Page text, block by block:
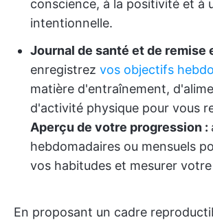
conscience, à la positivité et à
intentionnelle.
Journal de santé et de remise
enregistrez vos objectifs
matière d'entraînement,
d'activité physique pour vous
Aperçu de votre progression :
hebdomadaires ou mensuels
vos habitudes et mesurer
En proposant un cadre